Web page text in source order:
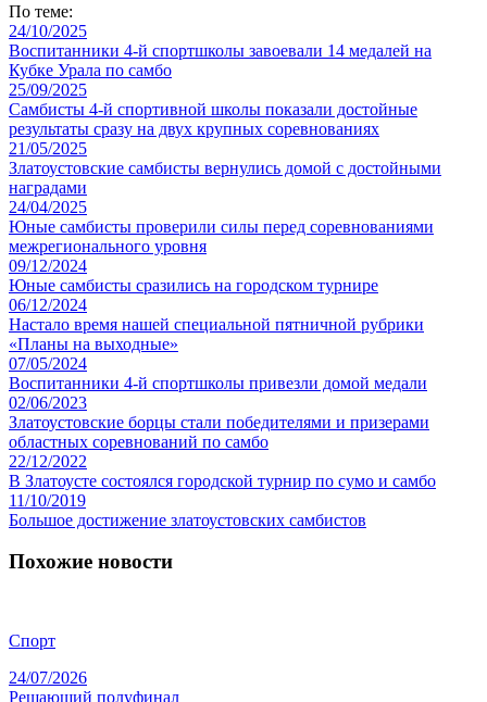
По теме:
24/10/2025
Воспитанники 4-й спортшколы завоевали 14 медалей на
Кубке Урала по самбо
25/09/2025
Самбисты 4-й спортивной школы показали достойные
результаты сразу на двух крупных соревнованиях
21/05/2025
Златоустовские самбисты вернулись домой с достойными
наградами
24/04/2025
Юные самбисты проверили силы перед соревнованиями
межрегионального уровня
09/12/2024
Юные самбисты сразились на городском турнире
06/12/2024
Настало время нашей специальной пятничной рубрики
«Планы на выходные»
07/05/2024
Воспитанники 4-й спортшколы привезли домой медали
02/06/2023
Златоустовские борцы стали победителями и призерами
областных соревнований по самбо
22/12/2022
В Златоусте состоялся городской турнир по сумо и самбо
11/10/2019
Большое достижение златоустовских самбистов
Похожие новости
Спорт
24/07/2026
Решающий полуфинал